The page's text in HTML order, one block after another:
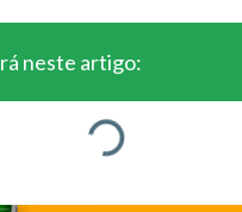
neste artigo: